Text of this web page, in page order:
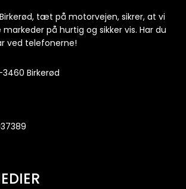
tæt på motorvejen, sikrer, at vi
på hurtig og sikker vis. Har du
ved telefonerne!
Birkerød